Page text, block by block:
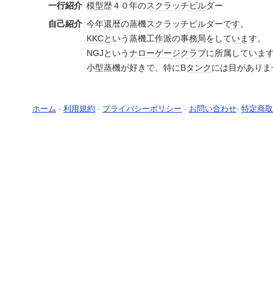
一行紹介 模型歴４０年のスクラッチビルダー
自己紹介 今年還暦の蒸機スクラッチビルダーです。
KKCという蒸機工作派の事務局をしています。
NGJというナローゲージクラブに所属していま
小型蒸機が好きで、特にBタンクには目があり
ホーム - 利用規約 - プライバシーポリシー - お問い合わせ- 特定商